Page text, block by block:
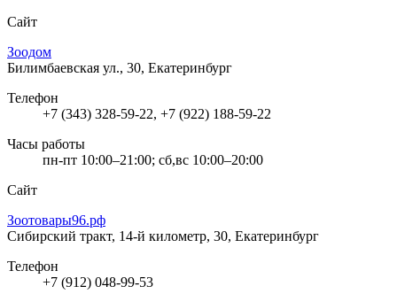
Сайт
Зоодом
Билимбаевская ул., 30, Екатеринбург
Телефон
+7 (343) 328-59-22, +7 (922) 188-59-22
Часы работы
пн-пт 10:00–21:00; сб,вс 10:00–20:00
Сайт
Зоотовары96.рф
Сибирский тракт, 14-й километр, 30, Екатеринбург
Телефон
+7 (912) 048-99-53